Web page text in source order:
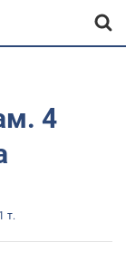
4
т.